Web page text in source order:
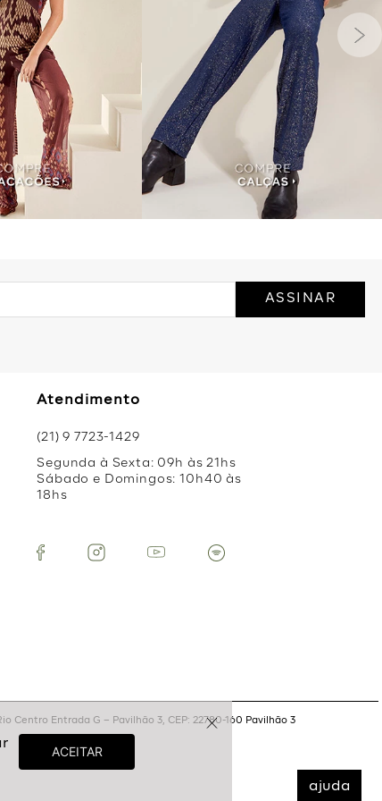
ajuda
ASSINAR
Atendimento
(21) 9 7723-1429
Segunda à Sexta: 09h às 21hs
Sábado e Domingos: 10h40 às
18hs
Centro Entrada G – Pavilhão 3, CEP: 22780-160 Pavilhão 3